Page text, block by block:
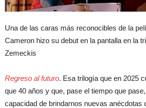
Una de las caras más reconocibles de la
Cameron hizo su debut en la pantalla en la
Zemeckis
Regreso al futuro. Esa trilogía que en 2025
que 40 años y que, pase el tiempo que
capacidad de brindarnos nuevas anécdotas